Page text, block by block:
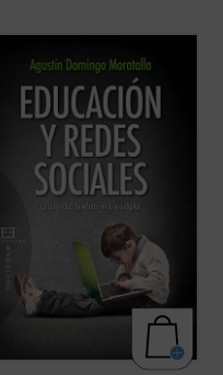
formas de entender las relaciones
y la comunicación social. Ante
globalización irreversible, los cambios
están generando las tecnologías de la
no sólo afectan al ... (ver ficha)